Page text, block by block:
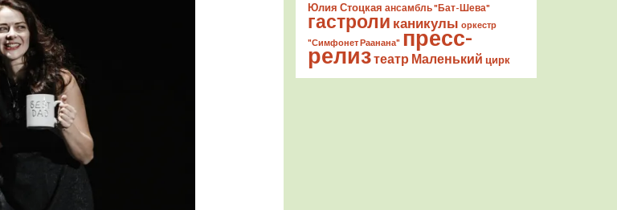
Юлия Стоцкая ансамбль "Бат-Шева"
гастроли каникулы оркестр
"Симфонет Раанана" пресс-
релизтеатр Маленький цирк